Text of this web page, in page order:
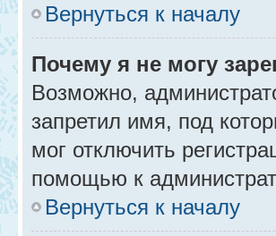
Вернуться к началу
Почему я не могу
Возможно,
запретил имя, под
мог отключить
помощью к
Вернуться к началу